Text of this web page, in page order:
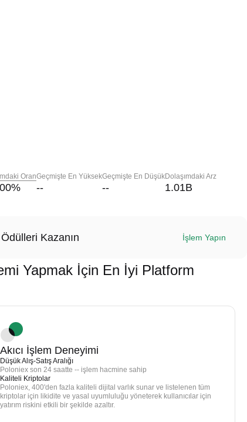
Oran
%
Geçmişte En Yüksek
--
Geçmişte En Düşük
--
Dolaşımdaki Arz
1.01B
Kazanın İşlem Yapın
Yapmak İçin En İyi Platform
Akıcı İşlem Deneyimi
Düşük Alış-Satış Aralığı
Poloniex son 24 saatte -- işlem hacmine sahip
Kaliteli Kriptolar
Poloniex, 400'den fazla kaliteli dijital varlık sunar ve listelenen tüm
kriptolar için likidite ve yasal uyumluluğu yöneterek kullanıcılar için
yatırım riskini etkili bir şekilde azaltır.